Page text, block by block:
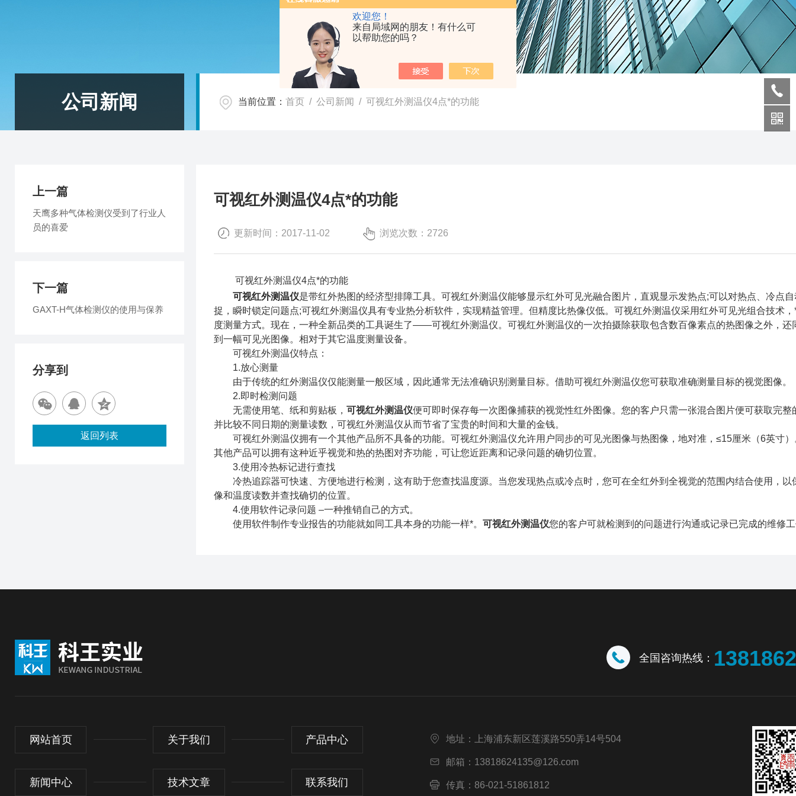
欢迎您！
来自局域网的朋友！有什么可
以帮助您的吗？
公司新闻 当前位置： 首页 / 公司新闻 / 可视红外测温仪4点*的功能
可视红外测温仪4点*的功能
更新时间：2017-11-02 浏览次数：2726
可视红外测温仪4点*的功能
可视红外测温仪是带红外热图的经济型排障工具。可视红外测温仪能够显示红外可见光融合图片，直观显示发热点;可以对热点、冷点
捉，瞬时锁定问题点;可视红外测温仪具有专业热分析软件，实现精益管理。但精度比热像仪低。可视红外测温仪采用红外可见光组合技术
度测量方式。现在，一种全新品类的工具诞生了­­­­­——可视红外测温仪。可视红外测温仪的一次拍摄除获取包含数百像素点的热图像之外，还
到一幅可见光图像。相对于其它温度测量设备。
可视红外测温仪特点：
1.放心测量
由于传统的红外测温仪仅能测量一般区域，因此通常无法准确识别测量目标。借助可视红外测温仪您可获取准确测量目标的视觉图像。
2.即时检测问题
无需使用笔、纸和剪贴板， 可视红外测温仪便可即时保存每一次图像捕获的视觉性红外图像。您的客户只需一张混合图片便可获取完整
并比较不同日期的测量读数，可视红外测温仪从而节省了宝贵的时间和大量的金钱。
可视红外测温仪拥有一个其他产品所不具备的功能。可视红外测温仪允许用户同步的可见光图像与热图像，地对准，≤15厘米（6英寸）
其他产品可以拥有这种近乎视觉和热的热图对齐功能，可让您近距离和记录问题的确切位置。
3.使用冷热标记进行查找
冷热追踪器可快速、方便地进行检测，这有助于您查找温度源。当您发现热点或冷点时，您可在全红外到全视觉的范围内结合使用，以
像和温度读数并查找确切的位置。
4.使用软件记录问题 –一种推销自己的方式。
使用软件制作专业报告的功能就如同工具本身的功能一样*。 可视红外测温仪您的客户可就检测到的问题进行沟通或记录已完成的维修
上一篇
天鹰多种气体检测仪受到了行业人
员的喜爱
下一篇
GAXT-H气体检测仪的使用与保养
分享到
返回列表
全国咨询热线：
网站首页 关于我们 产品中心
新闻中心 技术文章 联系我们
地址：上海浦东新区莲溪路550弄14号504
邮箱：13818624135@126.com
传真：86-021-51861812